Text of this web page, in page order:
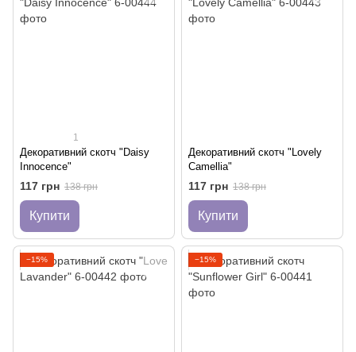
1
Декоративний скотч "Daisy
Innocence"
117 грн 138 грн
Купити
Декоративний скотч "Lovely
Camellia"
117 грн 138 грн
Купити
−15% −15%